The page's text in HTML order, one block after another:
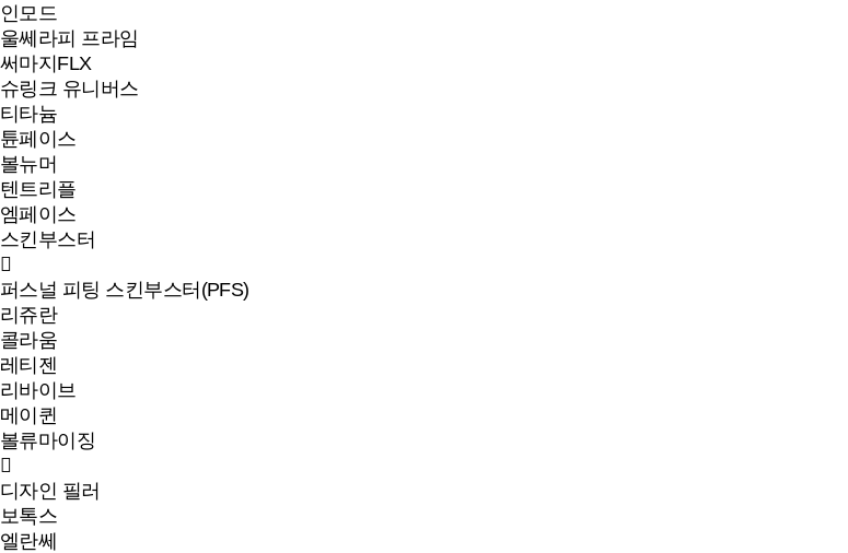
인모드
울쎄라피 프라임
써마지FLX
슈링크 유니버스
티타늄
튠페이스
볼뉴머
텐트리플
엠페이스
스킨부스터
퍼스널 피팅 스킨부스터(PFS)
리쥬란
콜라움
레티젠
리바이브
메이퀸
볼류마이징
디자인 필러
보톡스
엘란쎄